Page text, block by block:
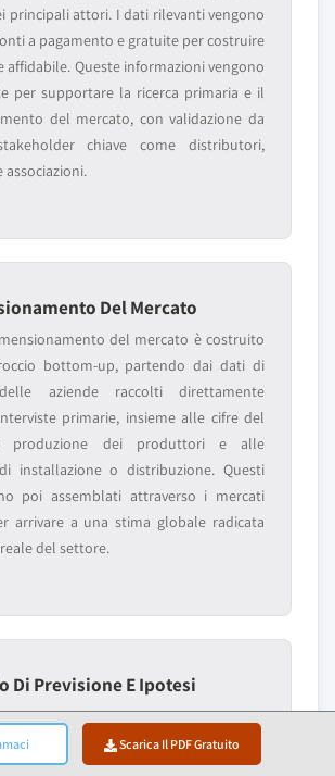
Scarica Il PDF Gratuito
principali attori. I dati rilevanti vengono
a pagamento e gratuite per costruire
affidabile. Queste informazioni vengono
per supportare la ricerca primaria e il
del mercato, con validazione da
chiave come distributori,
Del Mercato
del mercato è costruito
bottom-up, partendo dai dati di
aziende raccolti direttamente
primarie, insieme alle cifre del
produzione dei produttori e alle
installazione o distribuzione. Questi
poi assemblati attraverso i mercati
arrivare a una stima globale radicata
del settore.
Di Previsione E Ipotesi
include la documentazione esplicita